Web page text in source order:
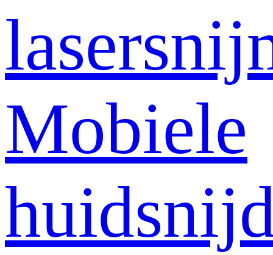
Mobiele